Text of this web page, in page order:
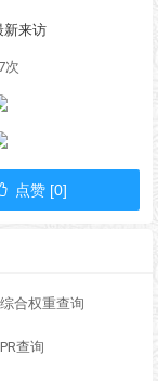
新来访
次
点赞 [0]
综合权重查询
PR查询